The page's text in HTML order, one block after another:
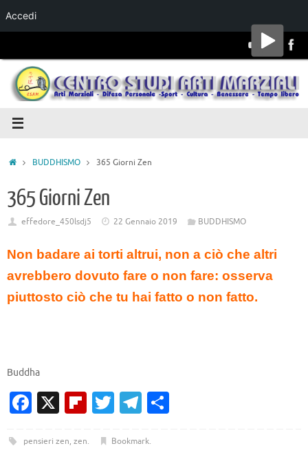
Accedi
Salta al
BUDDHISMO 365 Giorni Zen
365 Giorni Zen
effedore_450lsdj5 22 Gennaio 2019 BUDDHISMO
Non badare ai torti altrui, non a ciò che altri
avrebbero dovuto fare o non fare: osserva
piuttosto ciò che tu hai fatto o non fatto.
Buddha
Fa
e
X Fl
b
T
it
T
e
pensieri zen, zen. Bookmark.